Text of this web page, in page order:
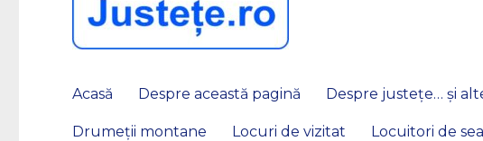
Acasă Despre această pagină Despre justețe… și
Drumeții montane Locuri de vizitat Locuitori de